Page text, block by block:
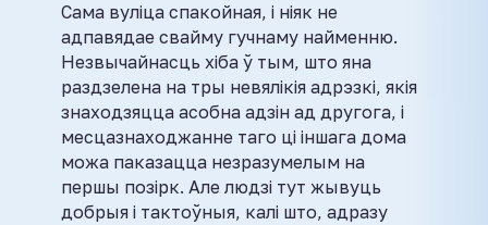
Сама вуліца спакойная, і ніяк не
адпавядае свайму гучнаму найменню.
Незвычайнасць хіба ў тым, што яна
раздзелена на тры невялікія адрэзкі, якія
знаходзяцца асобна адзін ад другога, і
месцазнаходжанне таго ці іншага дома
можа паказацца незразумелым на
першы позірк. Але людзі тут жывуць
добрыя і тактоўныя, калі што, адразу